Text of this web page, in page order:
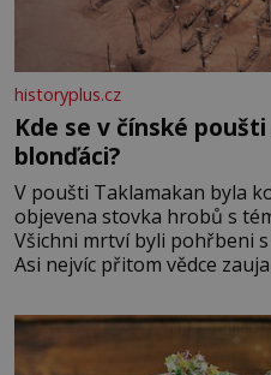
historyplus.cz
Kde se v čínské
blonďáci?
V poušti Taklamakan byla
objevena stovka hrobů s
Všichni mrtví byli pohřbeni
Asi nejvíc přitom vědce
blonďaté vlásky. Fakt, že jsou těla dávných lidí nesmírně
dobře zachovalá, přičítají
podmínkám. Sucho,